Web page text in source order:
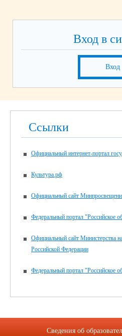
Вход в
Вход
Ссылки
Официальный интернет-портал
Культура.рф
Официальный сайт
Федеральный портал "Российское
Официальный сайт Министерства
Российской Федерации
Федеральный портал "Российское
Сведения об